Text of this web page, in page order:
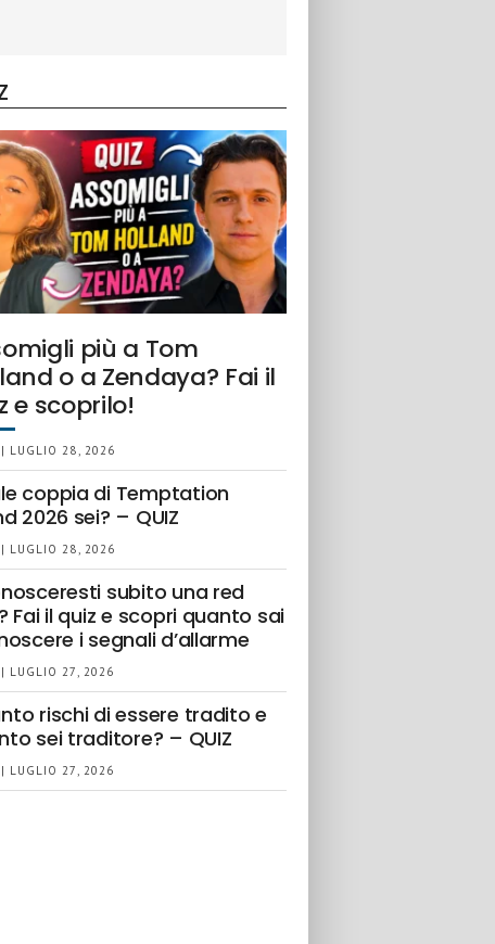
più a Tom
o a Zendaya? Fai il
e scoprilo!
LUGLIO 28, 2026
coppia di Temptation
2026 sei? – QUIZ
LUGLIO 28, 2026
subito una red
Fai il quiz e scopri quanto sai
i segnali d’allarme
LUGLIO 27, 2026
rischi di essere tradito e
sei traditore? – QUIZ
LUGLIO 27, 2026